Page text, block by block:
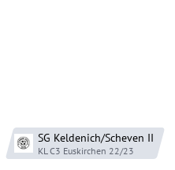
SG Keldenich/Scheven II
KL C3 Euskirchen 22/23